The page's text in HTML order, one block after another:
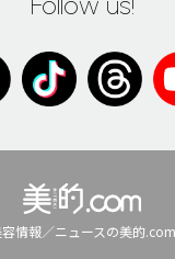
情報／ニュースの美的.com